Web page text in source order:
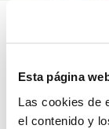
Esta página
Las cookies de
el contenido y
Dentro de las
el Plan de
Arbitral (CTA),